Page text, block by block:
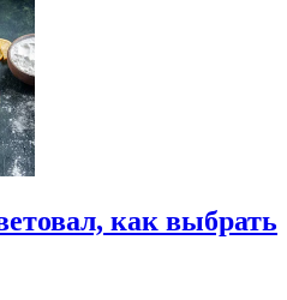
как выбрать